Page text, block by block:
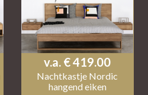
v.a. € 419.00
Nachtkastje Nordic
hangend eiken